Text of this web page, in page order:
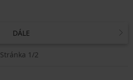
DÁLE
Stránka 1/2